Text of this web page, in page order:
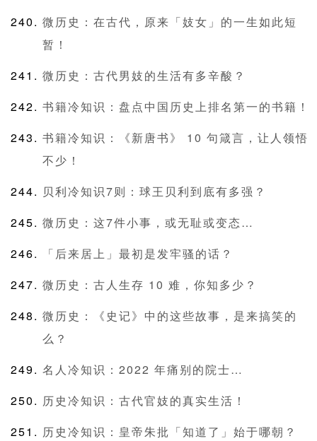
微历史：在古代，原来「妓女」的一生如此短
暂！
微历史：古代男妓的生活有多辛酸？
书籍冷知识：盘点中国历史上排名第一的书籍！
书籍冷知识：《新唐书》 10 句箴言，让人领悟
不少！
贝利冷知识7则：球王贝利到底有多强？
微历史：这7件小事，或无耻或变态…
「后来居上」最初是发牢骚的话？
微历史：古人生存 10 难，你知多少？
微历史：《史记》中的这些故事，是来搞笑的
么？
名人冷知识：2022 年痛别的院士…
历史冷知识：古代官妓的真实生活！
历史冷知识：皇帝朱批「知道了」始于哪朝？